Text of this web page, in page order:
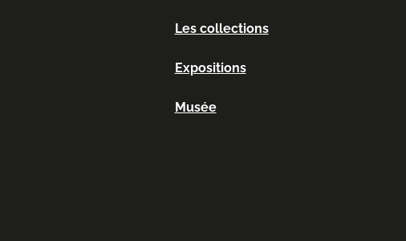
Les collections
Expositions
Musée